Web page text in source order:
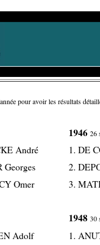
pour avoir les résultats
André
Omer
Adolf
1946 26
1. DE
2.
3.
1948 30
1.